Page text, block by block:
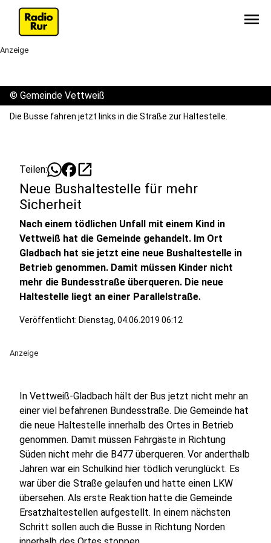
menu
Anzeige
© Gemeinde Vettweiß
Die Busse fahren jetzt links in die Straße zur Haltestelle.
Teilen: open_in_new
Neue Bushaltestelle für mehr
Sicherheit
Nach einem tödlichen Unfall mit einem Kind in
Vettweiß hat die Gemeinde gehandelt. Im Ort
Gladbach hat sie jetzt eine neue Bushaltestelle in
Betrieb genommen. Damit müssen Kinder nicht
mehr die Bundesstraße überqueren. Die neue
Haltestelle liegt an einer Parallelstraße.
Veröffentlicht: Dienstag, 04.06.2019 06:12
Anzeige
In Vettweiß-Gladbach hält der Bus jetzt nicht mehr an
einer viel befahrenen Bundesstraße. Die Gemeinde hat
die neue Haltestelle innerhalb des Ortes in Betrieb
genommen. Damit müssen Fahrgäste in Richtung
Süden nicht mehr die B477 überqueren. Vor anderthalb
Jahren war ein Schulkind hier tödlich verunglückt. Es
war über die Straße gelaufen und hatte einen LKW
übersehen. Als erste Reaktion hatte die Gemeinde
Ersatzhaltestellen aufgestellt. In einem nächsten
Schritt sollen auch die Busse in Richtung Norden